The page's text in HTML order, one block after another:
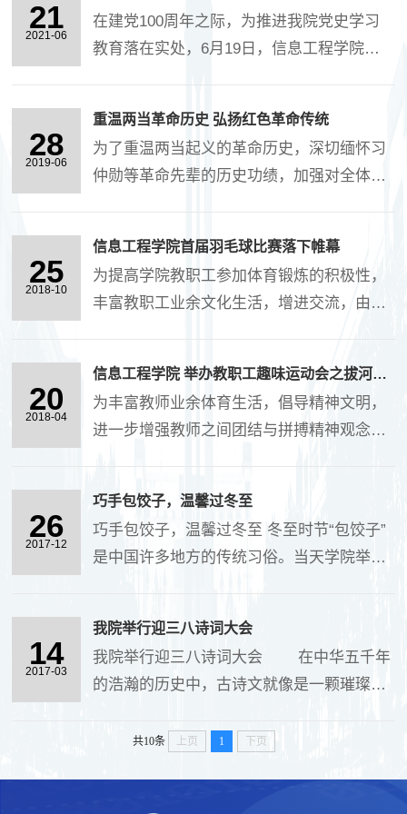
合和顽强的拼搏精神。队员们积极跑动、互
相配合，伴随着“哐哐”....
英、田莘、....
21
2021-06
在建党100周年之际，为推进我院党史学习
教育落在实处，6月19日，信息工程学院党
育。 葛牌镇红色教育基地位于秦....
28
2019-06
重温两当革命历史 弘扬红色革命传统
为了重温两当起义的革命历史，深切缅怀习
仲勋等革命先辈的历史功绩，加强对全体党
50余人，在两当兵变策源地凤县，开展了“红
色革命传统....
25
2018-10
信息工程学院首届羽毛球比赛落下帷幕
为提高学院教职工参加体育锻炼的积极性，
丰富教职工业余文化生活，增进交流，由学
系、数学系、电子工程系和行政教辅代表
队，分别设置男....
20
2018-04
信息工程学院 举办教职工趣味运动会之拔河比赛
为丰富教师业余体育生活，倡导精神文明，
进一步增强教师之间团结与拼搏精神观念，
在图书馆前进行了教职工拔河比赛。共有80
名教职工参加....
26
2017-12
巧手包饺子，温馨过冬至
巧手包饺子，温馨过冬至 冬至时节“包饺子”
是中国许多地方的传统习俗。当天学院举办
温暖，也丰富大家的在校生活，增进凝聚力
和归....
14
2017-03
我院举行迎三八诗词大会
我院举行迎三八诗词大会 在中华五千年
的浩瀚的历史中，古诗文就像是一颗璀璨的
八节日之际，特举办本次诗词大会活动，旨
共10条 上页 1 下页